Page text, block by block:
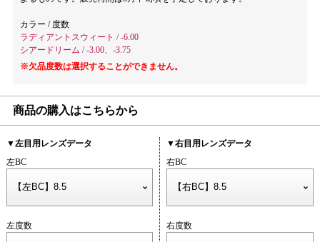
カラー / 度数
ラディアントスウィート / -6.00
シアードリーム / -3.00、-3.75
※欠品度数は選択することができません。
商品の購入はこちらから
▼左目用レンズデータ
左BC
左度数
▼右目用レンズデータ
右BC
右度数